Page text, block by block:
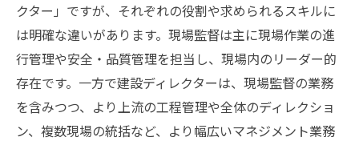
クター」ですが、それぞれの役割や求められるスキルに
は明確な違いがあります。現場監督は主に現場作業の進
行管理や安全・品質管理を担当し、現場内のリーダー的
存在です。一方で建設ディレクターは、現場監督の業務
を含みつつ、より上流の工程管理や全体のディレクショ
ン、複数現場の統括など、より幅広いマネジメント業務